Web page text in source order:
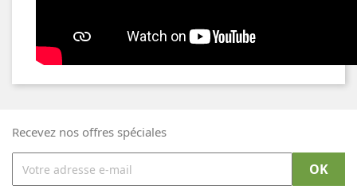
Recevez nos offres spéciales